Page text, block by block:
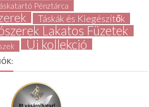
Pénztárca
Táskák és Kiegészítők
Lakatos Füzetek
Új kollekció